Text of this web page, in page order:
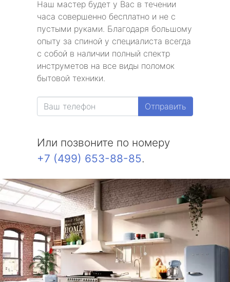
Наш мастер будет у Вас в течении
часа совершенно бесплатно и не с
пустыми руками. Благодаря большому
опыту за спиной у специалиста всегда
с собой в наличии полный спектр
инструметов на все виды поломок
бытовой техники.
Отправить
Или позвоните по номеру
+7 (499) 653-88-85.